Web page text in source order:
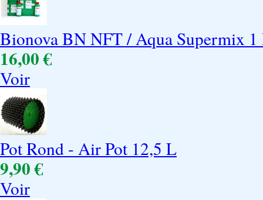
Bionova BN NFT / Aqua Supermix
16,00 €
Voir
Pot Rond - Air Pot 12,5 L
9,90 €
Voir